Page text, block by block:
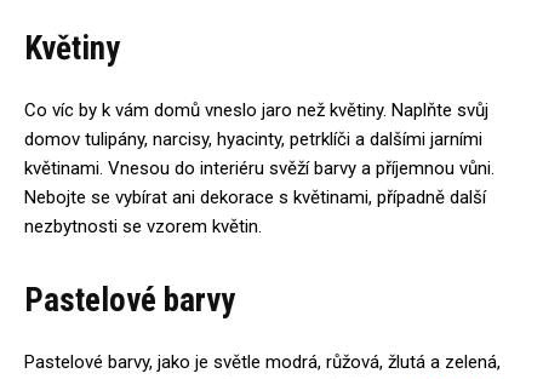
Květiny
Co víc by k vám domů vneslo jaro než květiny. Naplňte svůj
domov tulipány, narcisy, hyacinty, petrklíči a dalšími jarními
květinami. Vnesou do interiéru svěží barvy a příjemnou vůni.
Nebojte se vybírat ani dekorace s květinami, případně další
nezbytnosti se vzorem květin.
Pastelové barvy
Pastelové barvy, jako je světle modrá, růžová, žlutá a zelená,